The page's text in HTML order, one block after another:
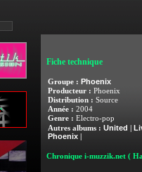
Fiche technique
Groupe : Phoenix
Producteur : Phoenix
Distribution : Source
Année : 2004
Genre : Electro-pop
Autres albums : United
Phoenix|
Chronique i-muzzik.net (